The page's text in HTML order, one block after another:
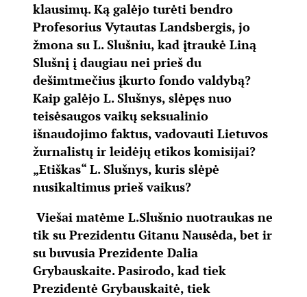
klausimų. Ką galėjo turėti bendro
Profesorius Vytautas Landsbergis, jo
žmona su L. Slušniu, kad įtraukė Liną
Slušnį į daugiau nei prieš du
dešimtmečius įkurto fondo valdybą?
Kaip galėjo L. Slušnys, slėpęs nuo
teisėsaugos vaikų seksualinio
išnaudojimo faktus, vadovauti Lietuvos
žurnalistų ir leidėjų etikos komisijai?
„Etiškas“ L. Slušnys, kuris slėpė
nusikaltimus prieš vaikus?
Viešai matėme L.Slušnio nuotraukas ne
tik su Prezidentu Gitanu Nausėda, bet ir
su buvusia Prezidente Dalia
Grybauskaite. Pasirodo, kad tiek
Prezidentė Grybauskaitė, tiek